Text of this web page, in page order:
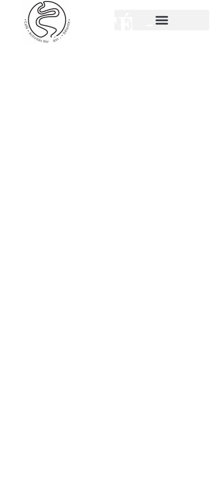
CAFÉ -
CONCERTS